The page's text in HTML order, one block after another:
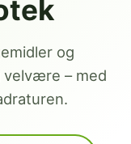
og
– med